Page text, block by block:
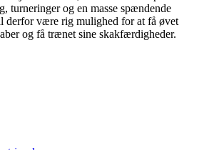
turneringer og en masse spændende
derfor være rig mulighed for at få øvet
og få trænet sine skakfærdigheder.